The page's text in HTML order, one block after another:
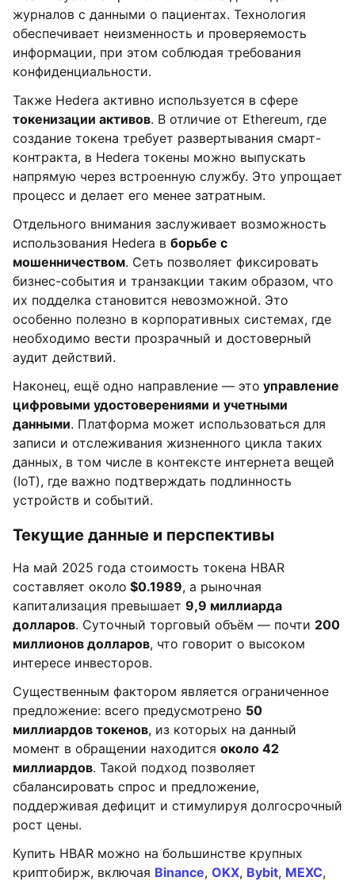
журналов с данными о пациентах. Технология
обеспечивает неизменность и проверяемость
информации, при этом соблюдая требования
конфиденциальности.
Также Hedera активно используется в сфере
токенизации активов. В отличие от Ethereum, где
создание токена требует развертывания смарт-
контракта, в Hedera токены можно выпускать
напрямую через встроенную службу. Это упрощает
процесс и делает его менее затратным.
Отдельного внимания заслуживает возможность
использования Hedera в борьбе с
мошенничеством. Сеть позволяет фиксировать
бизнес-события и транзакции таким образом, что
их подделка становится невозможной. Это
особенно полезно в корпоративных системах, где
необходимо вести прозрачный и достоверный
аудит действий.
Наконец, ещё одно направление — это управление
цифровыми удостоверениями и учетными
данными. Платформа может использоваться для
записи и отслеживания жизненного цикла таких
данных, в том числе в контексте интернета вещей
(IoT), где важно подтверждать подлинность
устройств и событий.
Текущие данные и перспективы
На май 2025 года стоимость токена HBAR
составляет около $0.1989, а рыночная
капитализация превышает 9,9 миллиарда
долларов. Суточный торговый объём — почти 200
миллионов долларов, что говорит о высоком
интересе инвесторов.
Существенным фактором является ограниченное
предложение: всего предусмотрено 50
миллиардов токенов, из которых на данный
момент в обращении находится около 42
миллиардов. Такой подход позволяет
сбалансировать спрос и предложение,
поддерживая дефицит и стимулируя долгосрочный
рост цены.
Купить HBAR можно на большинстве крупных
криптобирж, включая Binance, OKX, Bybit, MEXC,